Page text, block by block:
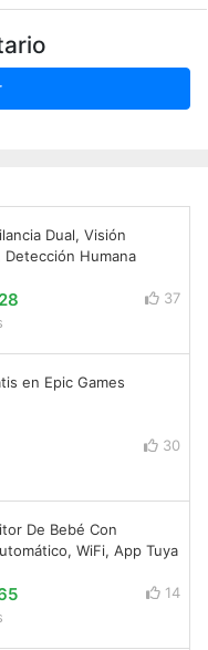
Dual, Visión
Humana
37
en Epic Games
30
De Bebé Con
WiFi, App Tuya
14